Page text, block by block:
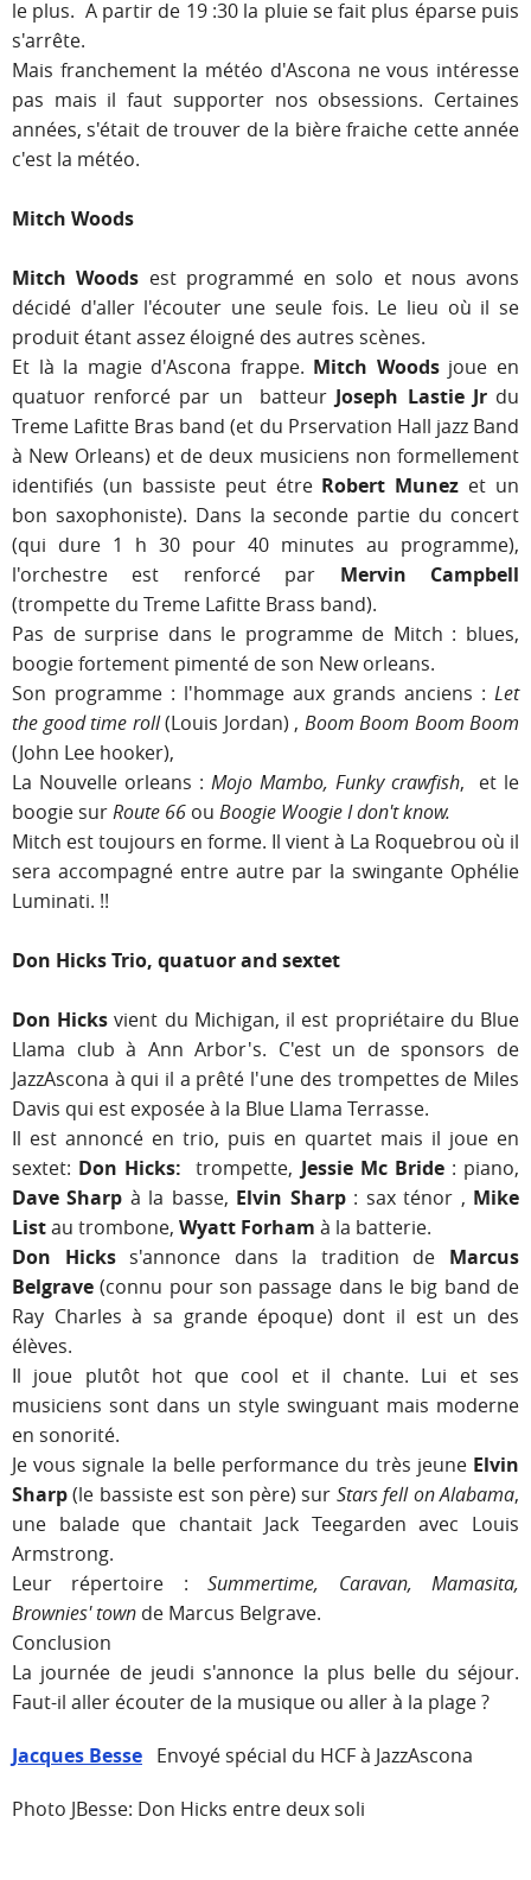
le plus. A partir de 19 :30 la pluie se fait plus éparse puis
s'arrête.
Mais franchement la météo d'Ascona ne vous intéresse
pas mais il faut supporter nos obsessions. Certaines
années, s'était de trouver de la bière fraiche cette année
c'est la météo.
Mitch Woods
Mitch Woods est programmé en solo et nous avons
décidé d'aller l'écouter une seule fois. Le lieu où il se
produit étant assez éloigné des autres scènes.
Et là la magie d'Ascona frappe. Mitch Woodsjoue en
quatuor renforcé par un batteur Joseph Lastie Jrdu
Treme Lafitte Bras band (et du Prservation Hall jazz Band
à New Orleans) et de deux musiciens non formellement
identifiés (un bassiste peut étre Robert Munez et un
bon saxophoniste). Dans la seconde partie du concert
(qui dure 1 h 30 pour 40 minutes au programme),
l'orchestre est renforcé par Mervin Campbell
(trompette du Treme Lafitte Brass band).
Pas de surprise dans le programme de Mitch : blues,
boogie fortement pimenté de son New orleans.
Son programme : l'hommage aux grands anciens : Let
the good time roll(Louis Jordan) , Boom Boom Boom Boom
(John Lee hooker),
La Nouvelle orleans : Mojo Mambo, Funky crawfish, et le
boogie surRoute 66 ou Boogie Woogie I don't know.
Mitch est toujours en forme. Il vient à La Roquebrou où il
sera accompagné entre autre par la swingante Ophélie
Luminati. !!
Don Hicks Trio, quatuor and sextet
Don Hicks vient du Michigan, il est propriétaire du Blue
Llama club à Ann Arbor's. C'est un de sponsors de
JazzAscona à qui il a prêté l'une des trompettes de Miles
Davis qui est exposée à la Blue Llama Terrasse.
Il est annoncé en trio, puis en quartet mais il joue en
sextet: Don Hicks: trompette, Jessie Mc Bride: piano,
Dave Sharp à la basse, Elvin Sharp: sax ténor , Mike
Listau trombone, Wyatt Forham à la batterie.
Don Hickss'annonce dans la tradition de Marcus
Belgrave (connu pour son passage dans le big band de
Ray Charles à sa grande époque) dont il est un des
élèves.
Il joue plutôt hot que cool et il chante. Lui et ses
musiciens sont dans un style swinguant mais moderne
en sonorité.
Je vous signale la belle performance du très jeune Elvin
Sharp(le bassiste est son père) sur Stars fell on Alabama,
une balade que chantait Jack Teegarden avec Louis
Armstrong.
Leur répertoire :Summertime, Caravan, Mamasita,
Brownies' town de Marcus Belgrave.
Conclusion
La journée de jeudi s'annonce la plus belle du séjour.
Faut-il aller écouter de la musique ou aller à la plage ?
Jacques Besse Envoyé spécial du HCF à JazzAscona
Photo JBesse: Don Hicks entre deux soli